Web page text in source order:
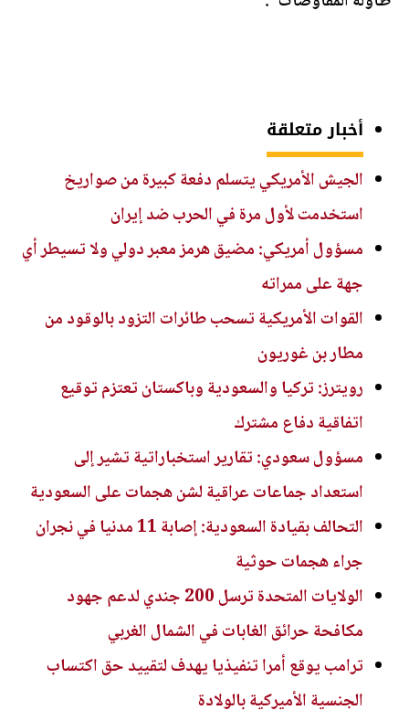
أخبار متعلقة
الجيش الأمريكي يتسلم دفعة كبيرة من صواريخ
استخدمت لأول مرة في الحرب ضد إيران
مسؤول أمريكي: مضيق هرمز معبر دولي ولا تسيطر أي
جهة على ممراته
القوات الأمريكية تسحب طائرات التزود بالوقود من
مطار بن غوريون
رويترز: تركيا والسعودية وباكستان تعتزم توقيع
اتفاقية دفاع مشترك
مسؤول سعودي: تقارير استخباراتية تشير إلى
استعداد جماعات عراقية لشن هجمات على السعودية
التحالف بقيادة السعودية: إصابة 11 مدنيا في نجران
جراء هجمات حوثية
الولايات المتحدة ترسل 200 جندي لدعم جهود
مكافحة حرائق الغابات في الشمال الغربي
ترامب يوقع أمرا تنفيذيا يهدف لتقييد حق اكتساب
الجنسية الأميركية بالولادة